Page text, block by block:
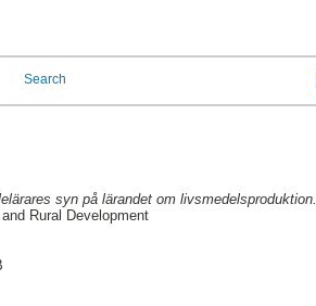
Search
syn på lärandet om livsmedelsproduktion.
Rural Development